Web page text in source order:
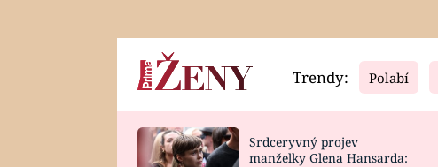
Horoskopy Video
CELEBRITY
Trendy: Polabí
Srdceryvný projev
manželky Glena Hansarda: